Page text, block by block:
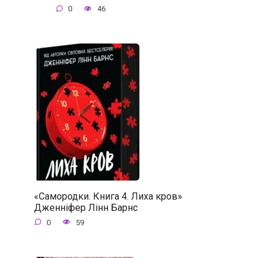
0 46
«Самородки. Книга 4. Лиха кров»
Дженніфер Лінн Барнс
0 59